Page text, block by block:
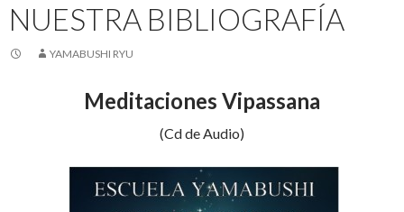
NUESTRA BIBLIOGRAFÍA
YAMABUSHI RYU
Meditaciones Vipassana
(Cd de Audio)